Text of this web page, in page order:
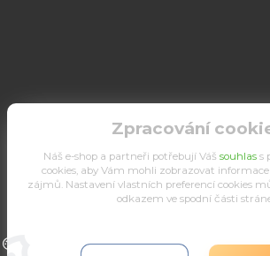
Upravit sběr cookies.
Zpracování
Náš e-shop a partneři potřebují Váš souhlass
cookies, aby Vám mohli zobrazovat
zájmů. Nastavení vlastních preferencí cookies
odkazem ve spodní části